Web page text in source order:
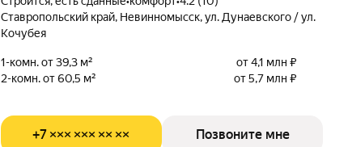
Ставропольский край, Невинномысск, ул. Дунаевского / ул.
Кочубея
1-комн. от 39,3 м²
от 4,1 млн ₽
2-комн. от 60,5 м²
от 5,7 млн ₽
+7 ××× ××× ×× ×× Позвоните мне